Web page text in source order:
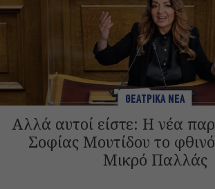
ΘΕΑΤΡΙΚΑ ΝΕΑ
Αλλά αυτοί είστε: Η νέα
Σοφίας Μουτίδου το
Μικρό Παλλάς